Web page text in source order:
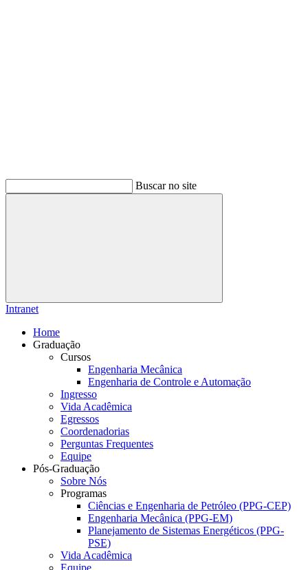
Buscar no site
Buscar
Intranet
Home
Graduação
Cursos
Engenharia Mecânica
Engenharia de Controle e Automação
Ingresso
Vida Acadêmica
Egressos
Coordenadorias
Perguntas Frequentes
Equipe
Pós-Graduação
Sobre Nós
Programas
Ciências e Engenharia de Petróleo (PPG-CEP)
Engenharia Mecânica (PPG-EM)
Planejamento de Sistemas Energéticos (PPG-
PSE)
Vida Acadêmica
Equipe